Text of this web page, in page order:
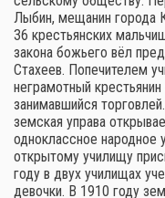
Лыбин, мещанин города
36 крестьянских
закона божьего вёл
Стахеев. Попечителем
неграмотный
занимавшийся
земская управа
одноклассное народное
открытому училищу
году в двух училищах
девочки. В 1910 году